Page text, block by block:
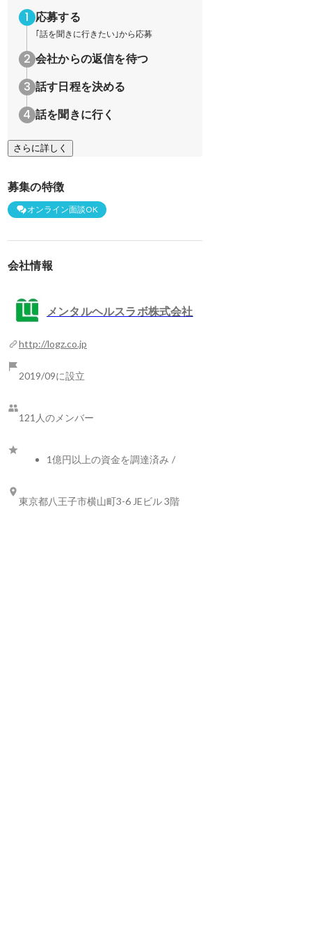
応募する
｢話を聞きに行きたい｣から応募
会社からの返信を待つ
話す日程を決める
話を聞きに行く
さらに詳しく
募集の特徴
オンライン面談OK
会社情報
メンタルヘルスラボ株式会社
http://logz.co.jp
2019/09に設立
121人のメンバー
1億円以上の資金を調達済み /
東京都八王子市横山町3-6 JEビル 3階